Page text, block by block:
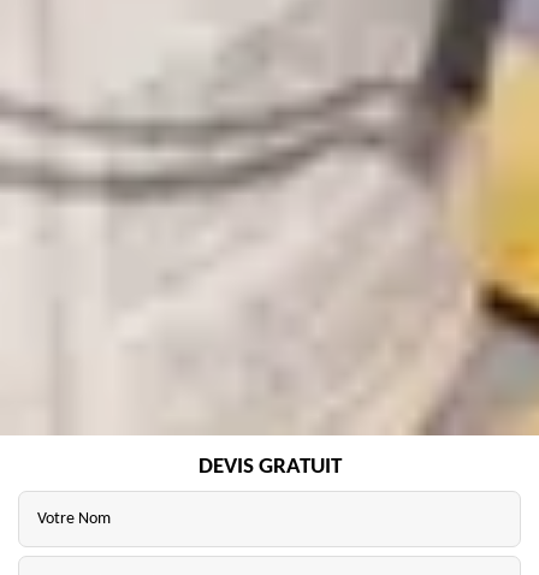
DEVIS GRATUIT